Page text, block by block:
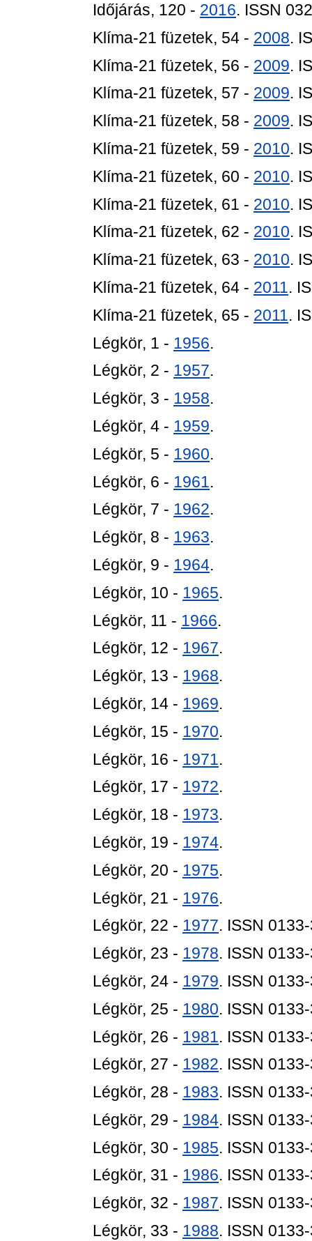
Időjárás, 120 - 2016. ISSN
Klíma-21 füzetek, 54 - 2008.
Klíma-21 füzetek, 56 - 2009.
Klíma-21 füzetek, 57 - 2009.
Klíma-21 füzetek, 58 - 2009.
Klíma-21 füzetek, 59 - 2010.
Klíma-21 füzetek, 60 - 2010.
Klíma-21 füzetek, 61 - 2010.
Klíma-21 füzetek, 62 - 2010.
Klíma-21 füzetek, 63 - 2010.
Klíma-21 füzetek, 64 - 2011.
Klíma-21 füzetek, 65 - 2011.
Légkör, 1 - 1956.
Légkör, 2 - 1957.
Légkör, 3 - 1958.
Légkör, 4 - 1959.
Légkör, 5 - 1960.
Légkör, 6 - 1961.
Légkör, 7 - 1962.
Légkör, 8 - 1963.
Légkör, 9 - 1964.
Légkör, 10 - 1965.
Légkör, 11 - 1966.
Légkör, 12 - 1967.
Légkör, 13 - 1968.
Légkör, 14 - 1969.
Légkör, 15 - 1970.
Légkör, 16 - 1971.
Légkör, 17 - 1972.
Légkör, 18 - 1973.
Légkör, 19 - 1974.
Légkör, 20 - 1975.
Légkör, 21 - 1976.
Légkör, 22 - 1977. ISSN
Légkör, 23 - 1978. ISSN
Légkör, 24 - 1979. ISSN
Légkör, 25 - 1980. ISSN
Légkör, 26 - 1981. ISSN
Légkör, 27 - 1982. ISSN
Légkör, 28 - 1983. ISSN
Légkör, 29 - 1984. ISSN
Légkör, 30 - 1985. ISSN
Légkör, 31 - 1986. ISSN
Légkör, 32 - 1987. ISSN
Légkör, 33 - 1988. ISSN